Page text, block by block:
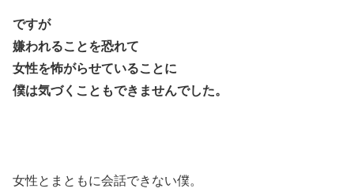
ですが
嫌われることを恐れて
女性を怖がらせていることに
僕は気づくこともできませんでした。
女性とまともに会話できない僕。